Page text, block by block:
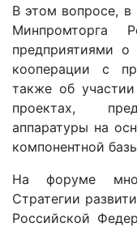
В этом вопросе, в
Минпромторга
предприятиями
кооперации с
также об
проектах,
аппаратуры на
компонентной
На форуме
Стратегии
Российской